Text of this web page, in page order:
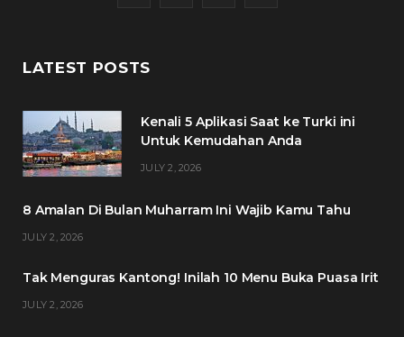
c
b
t
a
e
LATEST POSTS
Kenali 5 Aplikasi Saat ke Turki ini
Untuk Kemudahan Anda
JULY 2, 2026
8 Amalan Di Bulan Muharram Ini Wajib Kamu Tahu
JULY 2, 2026
Tak Menguras Kantong! Inilah 10 Menu Buka Puasa Irit
JULY 2, 2026